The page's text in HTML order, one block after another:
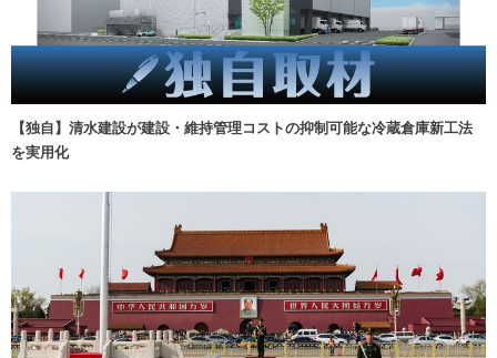
【独自】清水建設が建設・維持管理コストの抑制可能な冷蔵倉庫新工法
を実用化